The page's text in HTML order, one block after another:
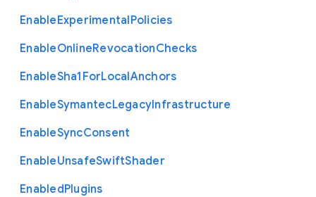
EnableExperimentalPolicies
EnableOnlineRevocationChecks
EnableSha1 ForLocalAnchors
EnableSymantecLegacyInfrastructure
EnableSyncConsent
EnableUnsafeSwiftShader
EnabledPlugins